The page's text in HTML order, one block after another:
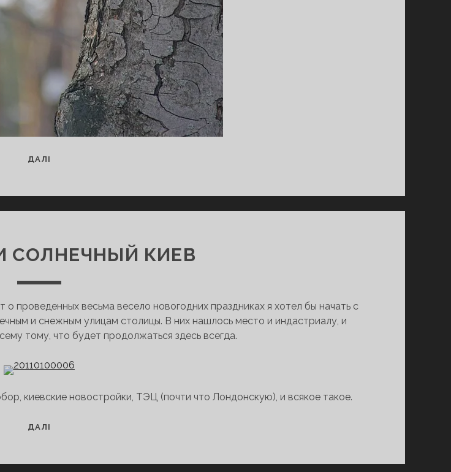
ДАЛІ
СОЛНЕЧНЫЙ КИЕВ
проведенных весьма весело новогодних праздниках я хотел бы начать с
и снежным улицам столицы. В них нашлось место и индастриалу, и
тому, что будет продолжаться здесь всегда.
киевские новостройки, ТЭЦ (почти что Лондонскую), и всякое такое.
ДАЛІ